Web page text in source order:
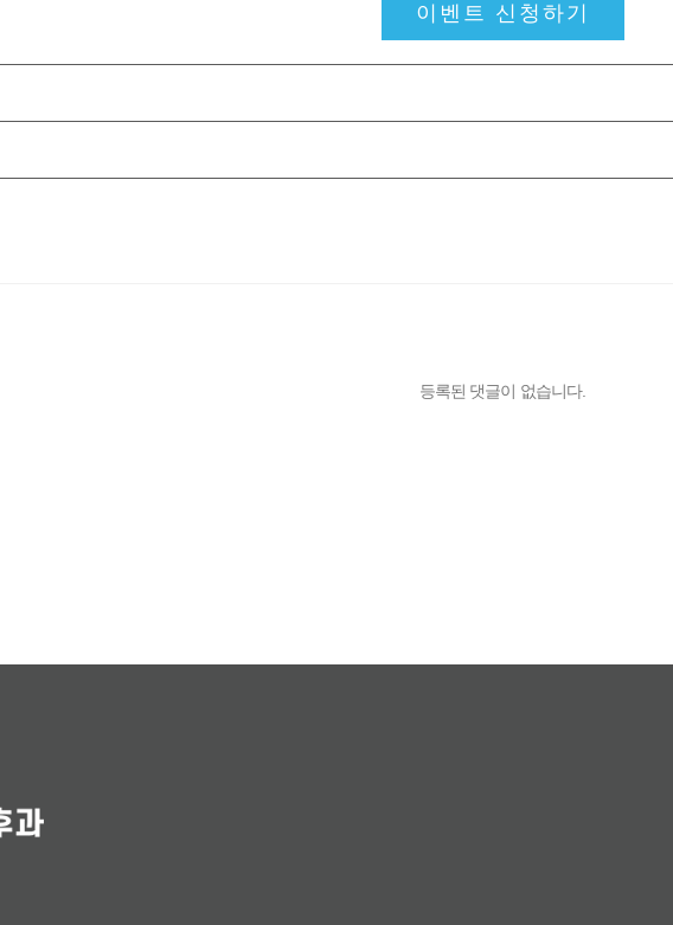
이벤트 신청하기
등록된 댓글이 없습니다.